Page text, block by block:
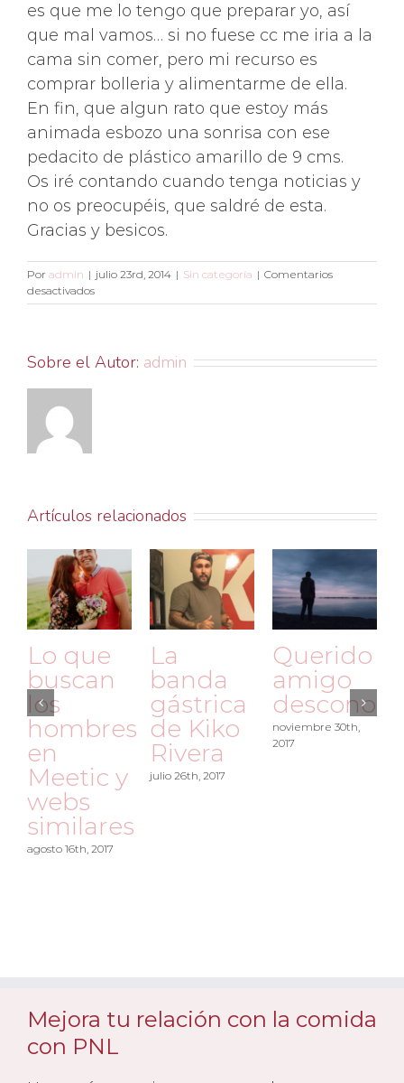
es que me lo tengo que preparar yo, así
que mal vamos… si no fuese cc me iria a la
cama sin comer, pero mi recurso es
comprar bolleria y alimentarme de ella.
En fin, que algun rato que estoy más
animada esbozo una sonrisa con ese
pedacito de plástico amarillo de 9 cms.
Os iré contando cuando tenga noticias y
no os preocupéis, que saldré de esta.
Gracias y besicos.
Por admin | julio 23rd, 2014 | Sin categoría | Comentarios
desactivadosen
Estoy,
Sobre el Autor: admin
Artículos relacionados
Lo que
buscan
los
hombres
en
Meetic y
webs
similares
agosto 16th, 2017
La
banda
gástrica
de Kiko
Rivera
julio 26th, 2017
Querido
amigo
noviembre 30th,
2017
Mejora tu relación con la comida
con PNL